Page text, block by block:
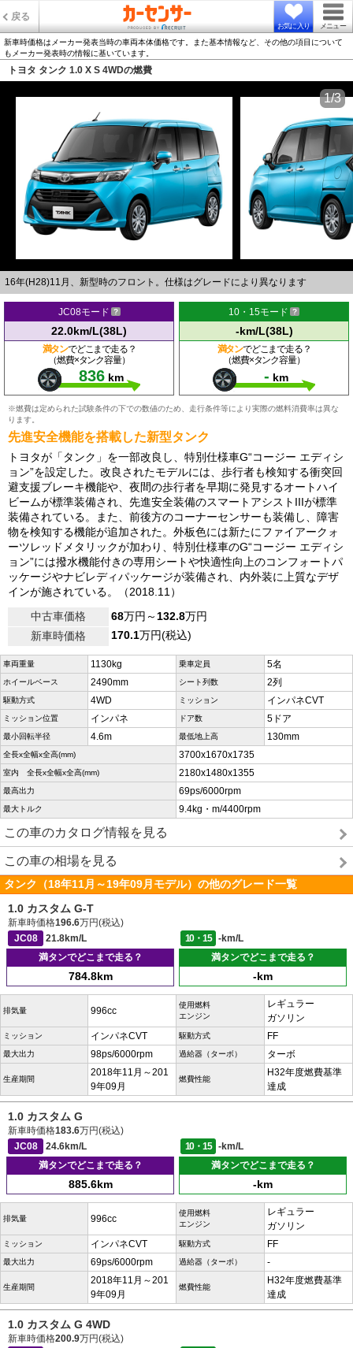
戻る
お気に入り メニュー
新車時価格はメーカー発表当時の車両本体価格です。また基本情報など、その他の項目について
もメーカー発表時の情報に基いています。
トヨタ タンク 1.0 X S 4WDの燃費
16年(H28)11月、新型時のフロント。仕様はグレードにより異なります
1/3
JC08モード
22.0km/L(38L)
満タンでどこまで走る？
（燃費×タンク容量）
836 km
10・15モード
-km/L(38L)
満タンでどこまで走る？
（燃費×タンク容量）
- km
※燃費は定められた試験条件の下での数値のため、走行条件等により実際の燃料消費率は異な
ります。
先進安全機能を搭載した新型タンク
トヨタが「タンク」を一部改良し、特別仕様車G“コージー エディシ
ョン”を設定した。改良されたモデルには、歩行者も検知する衝突回
避支援ブレーキ機能や、夜間の歩行者を早期に発見するオートハイ
ビームが標準装備され、先進安全装備のスマートアシストIIIが標準
装備されている。また、前後方のコーナーセンサーも装備し、障害
物を検知する機能が追加された。外板色には新たにファイアークォ
ーツレッドメタリックが加わり、特別仕様車のG“コージー エディシ
ョン”には撥水機能付きの専用シートや快適性向上のコンフォートパ
ッケージやナビレディパッケージが装備され、内外装に上質なデザ
インが施されている。（2018.11）
中古車価格
68万円～132.8万円
新車時価格
170.1万円(税込)
車両重量 1130kg 乗車定員 5名
ホイールベース 2490mm シート列数 2列
駆動方式 4WD ミッション インパネCVT
ミッション位置 インパネ ドア数 5ドア
最小回転半径 4.6m 最低地上高 130mm
全長x全幅x全高(mm) 3700x1670x1735
室内 全長x全幅x全高(mm) 2180x1480x1355
最高出力 69ps/6000rpm
最大トルク 9.4kg・m/4400rpm
この車のカタログ情報を見る
この車の相場を見る
タンク（18年11月～19年09月モデル）の他のグレード一覧
1.0 カスタム G-T
新車時価格196.6万円(税込)
JC08
21.8km/L 10・15
-km/L
満タンでどこまで走る？
784.8km
満タンでどこまで走る？
-km
排気量 996cc
使用燃料
エンジン
レギュラー
ガソリン
ミッション インパネCVT 駆動方式 FF
最大出力 98ps/6000rpm 過給器（ターボ） ターボ
生産期間
2018年11月～201
9年09月
燃費性能
H32年度燃費基準
達成
1.0 カスタム G
新車時価格183.6万円(税込)
JC08
24.6km/L 10・15
-km/L
満タンでどこまで走る？
885.6km
満タンでどこまで走る？
-km
排気量 996cc
使用燃料
エンジン
レギュラー
ガソリン
ミッション インパネCVT 駆動方式 FF
最大出力 69ps/6000rpm 過給器（ターボ） -
生産期間
2018年11月～201
9年09月
燃費性能
H32年度燃費基準
達成
1.0 カスタム G 4WD
新車時価格200.9万円(税込)